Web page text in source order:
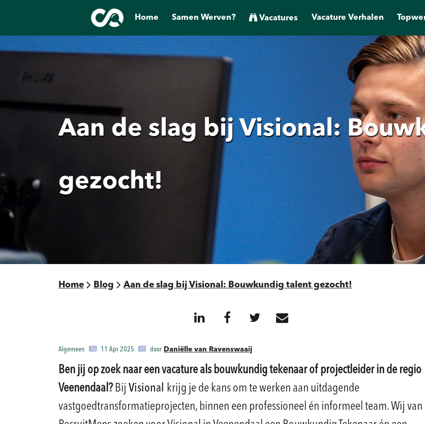
Home Samen Werven? Vacatures Vacature Verhalen
Aan de slag bij Visional:
gezocht!
Home Blog Aan de slag bij Visional: Bouwkundig talent gezocht!
Algemeen 11 Apr 2025 door Daniëlle van Ravenswaaij
Ben jij op zoek naar een vacature als bouwkundig tekenaar of projectleider in de regio
Veenendaal?Bij Visional krijg je de kans om te werken aan uitdagende
vastgoedtransformatieprojecten, binnen een professioneel én informeel team. Wij van